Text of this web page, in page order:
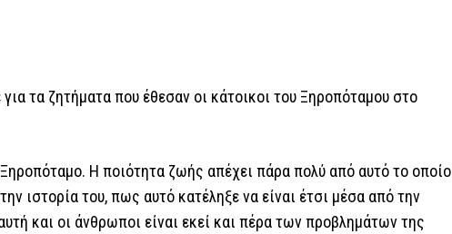
τα ζητήματα που έθεσαν οι κάτοικοι του Ξηροπόταμου στο
Η ποιότητα ζωής απέχει πάρα πολύ από αυτό το οποίο
ιστορία του, πως αυτό κατέληξε να είναι έτσι μέσα από την
και οι άνθρωποι είναι εκεί και πέρα των προβλημάτων της